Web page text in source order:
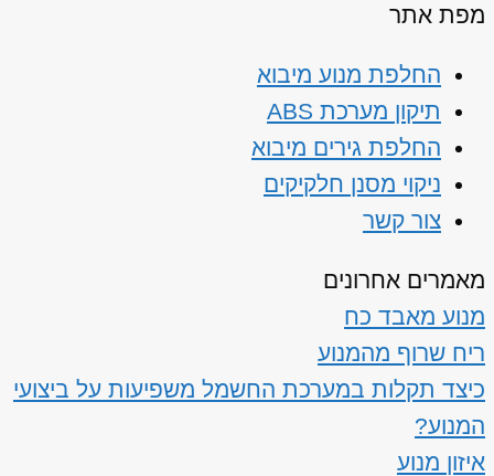
מפת אתר
החלפת מנוע מיבוא
תיקון מערכת ABS
החלפת גירים מיבוא
ניקוי מסנן חלקיקים
צור קשר
מאמרים אחרונים
מנוע מאבד כח
ריח שרוף מהמנוע
כיצד תקלות במערכת החשמל משפיעות על ביצועי
המנוע?
איזון מנוע